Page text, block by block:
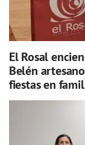
El Rosal
Belén
fiestas en